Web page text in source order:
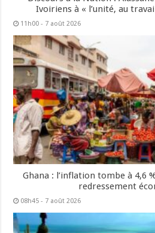
Ivoiriens à « l’unité, au
11h00 - 7 août 2026
Ghana : l’inflation tombe à 4,6
redressement
08h45 - 7 août 2026